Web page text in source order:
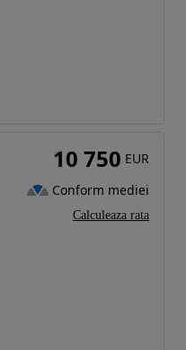
10 750 EUR
Conform mediei
Calculeaza rata